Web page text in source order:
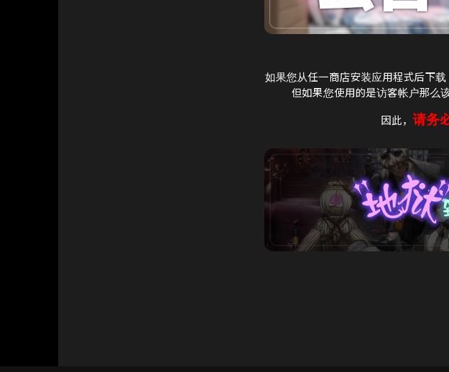
如果您从任一商店安装应用程式后下载
但如果您使用的是访客帐户那么
因此， 请务